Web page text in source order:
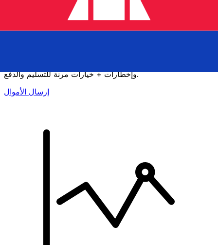
وإخطارات + خيارات مرنة للتسليم والدفع.
إرسال الأموال